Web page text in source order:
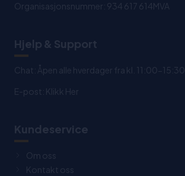
Organisasjonsnummer: 934 617 614MVA
Hjelp & Support
Chat: Åpen alle hverdager fra kl. 11:00-15:30.
E-post: Klikk Her
Kundeservice
Om oss
Kontakt oss